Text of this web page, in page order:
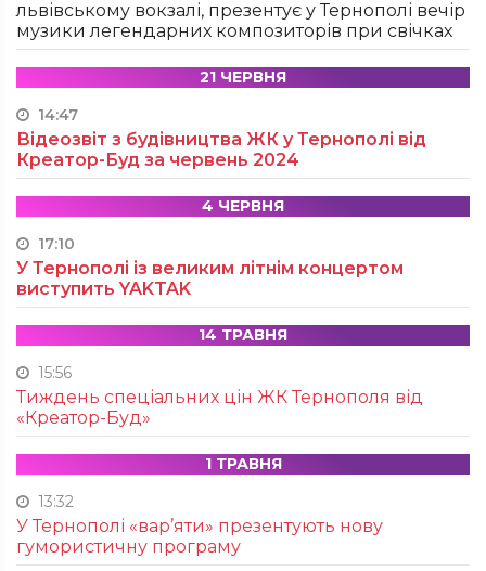
львівському вокзалі, презентує у Тернополі вечір
музики легендарних композиторів при свічках
21 ЧЕРВНЯ
14:47
Відеозвіт з будівництва ЖК у Тернополі від
Креатор-Буд за червень 2024
4 ЧЕРВНЯ
17:10
У Тернополі із великим літнім концертом
виступить YAKTAK
14 ТРАВНЯ
15:56
Тиждень спеціальних цін ЖК Тернополя від
«Креатор-Буд»
1 ТРАВНЯ
13:32
У Тернополі «вар’яти» презентують нову
гумористичну програму